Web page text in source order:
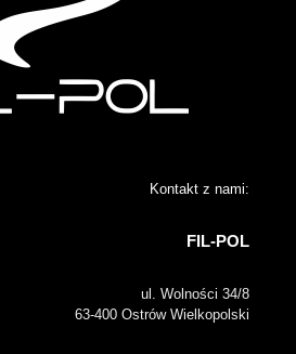
Kontakt z nami:
FIL-POL
ul. Wolności 34/8
63-400 Ostrów Wielkopolski